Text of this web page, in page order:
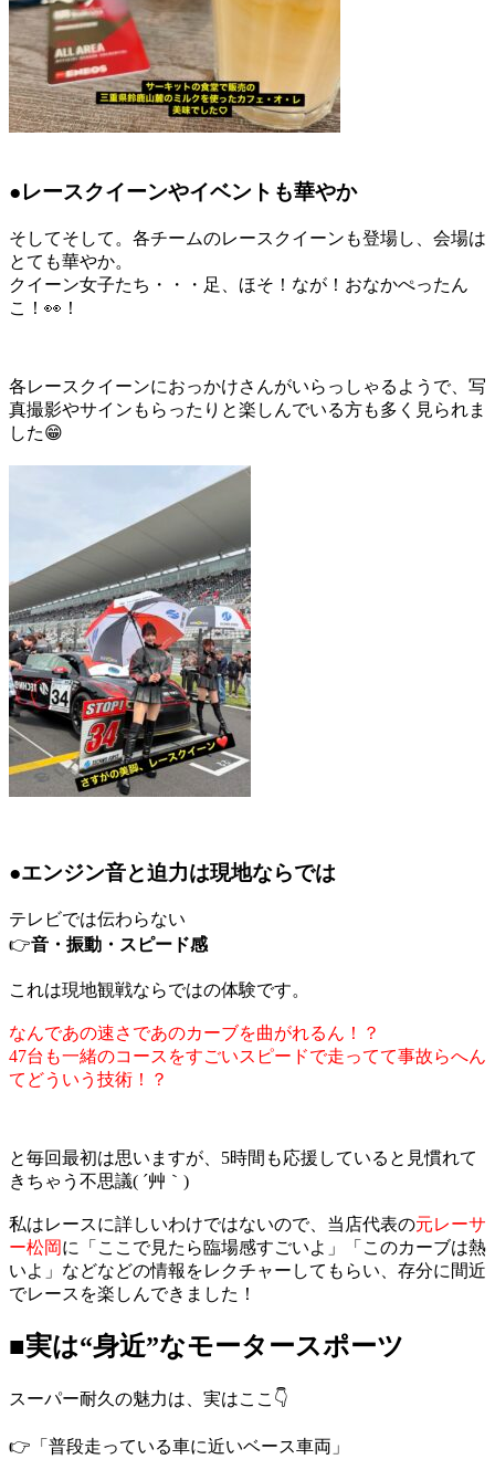
●レースクイーンやイベントも華やか
そしてそして。各チームのレースクイーンも登場し、会場は
とても華やか。
クイーン女子たち・・・足、ほそ！なが！おなかぺったん
こ！👀！
各レースクイーンにおっかけさんがいらっしゃるようで、写
真撮影やサインもらったりと楽しんでいる方も多く見られま
した😁
●エンジン音と迫力は現地ならでは
テレビでは伝わらない
👉音・振動・スピード感
これは現地観戦ならではの体験です。
なんであの速さであのカーブを曲がれるん！？
47台も一緒のコースをすごいスピードで走ってて事故らへん
てどういう技術！？
と毎回最初は思いますが、5時間も応援していると見慣れて
きちゃう不思議( ´艸｀)
私はレースに詳しいわけではないので、当店代表の元レーサ
ー松岡に「ここで見たら臨場感すごいよ」「このカーブは熱
いよ」などなどの情報をレクチャーしてもらい、存分に間近
でレースを楽しんできました！
■実は“身近”なモータースポーツ
スーパー耐久の魅力は、実はここ👇
👉「普段走っている車に近いベース車両」